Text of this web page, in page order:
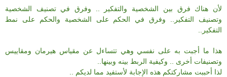
لأن هناك فرق بين الشخصية والتفكير .. وفرق في تصنيف الشخصية
وتصنيف التفكير.. وفرق في الحكم على الشخصية والحكم على نمط
التفكير..
هذا ما أجبت به على نفسي وهي تتساءل عن مقياس هيرمان ومقاييس
وتصنيفات أخرى .. وكيفية الربط بينه وبينها..
لذا أحببت مشاركتكم هذه الإجابة لأستفيد مما لديكم ..